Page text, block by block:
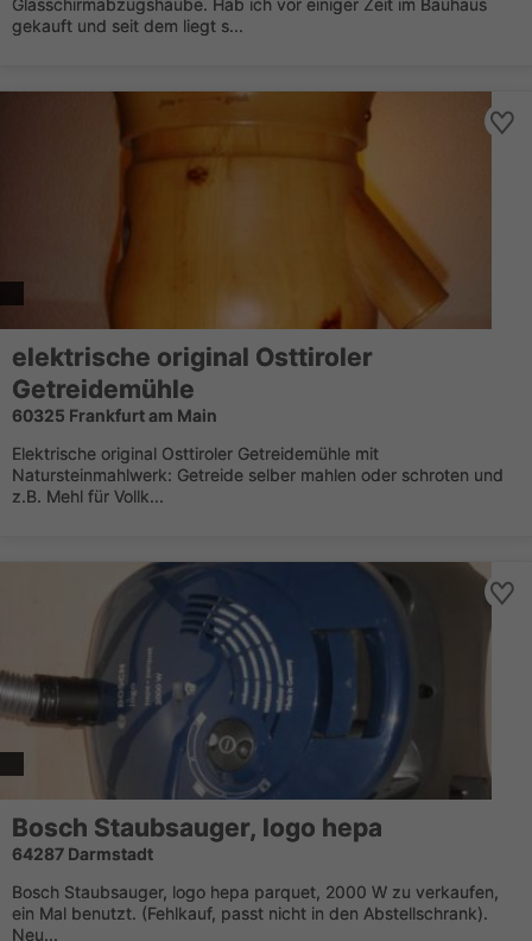
Glasschirmabzugshaube. Hab ich vor einiger Zeit im Bauhaus
gekauft und seit dem liegt s...
elektrische original Osttiroler
Getreidemühle
60325 Frankfurt am Main
Elektrische original Osttiroler Getreidemühle mit
Natursteinmahlwerk: Getreide selber mahlen oder schroten und
z.B. Mehl für Vollk...
Bosch Staubsauger, logo hepa
64287 Darmstadt
Bosch Staubsauger, logo hepa parquet, 2000 W zu verkaufen,
ein Mal benutzt. (Fehlkauf, passt nicht in den Abstellschrank).
Neu...